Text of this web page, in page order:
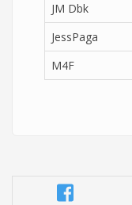
JM Dbk
JessPaga
M4F